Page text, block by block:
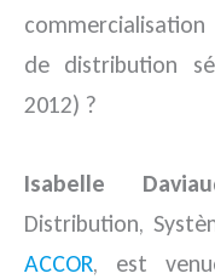
de distribution
2012) ?
Isabelle
Distribution,
ACCOR, est